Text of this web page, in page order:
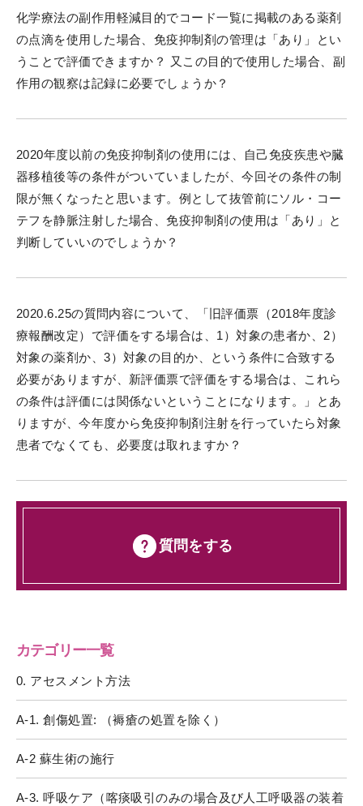
化学療法の副作用軽減目的でコード一覧に掲載のある薬剤
の点滴を使用した場合、免疫抑制剤の管理は「あり」とい
うことで評価できますか？ 又この目的で使用した場合、副
作用の観察は記録に必要でしょうか？
2020年度以前の免疫抑制剤の使用には、自己免疫疾患や臓
器移植後等の条件がついていましたが、今回その条件の制
限が無くなったと思います。例として抜管前にソル・コー
テフを静脈注射した場合、免疫抑制剤の使用は「あり」と
判断していいのでしょうか？
2020.6.25の質問内容について、「旧評価票（2018年度診
療報酬改定）で評価をする場合は、1）対象の患者か、2）
対象の薬剤か、3）対象の目的か、という条件に合致する
必要がありますが、新評価票で評価をする場合は、これら
の条件は評価には関係ないということになります。」とあ
りますが、今年度から免疫抑制剤注射を行っていたら対象
患者でなくても、必要度は取れますか？
質問をする
カテゴリー一覧
0. アセスメント方法
A-1. 創傷処置: （褥瘡の処置を除く）
A-2 蘇生術の施行
A-3. 呼吸ケア（喀痰吸引のみの場合及び人工呼吸器の装着